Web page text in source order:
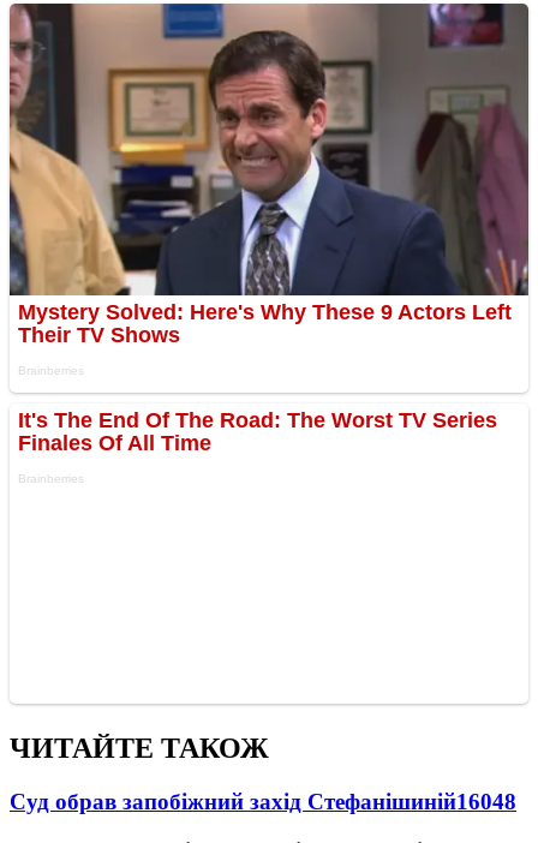
ЧИТАЙТЕ ТАКОЖ
Суд обрав запобіжний захід Стефанішиній16048